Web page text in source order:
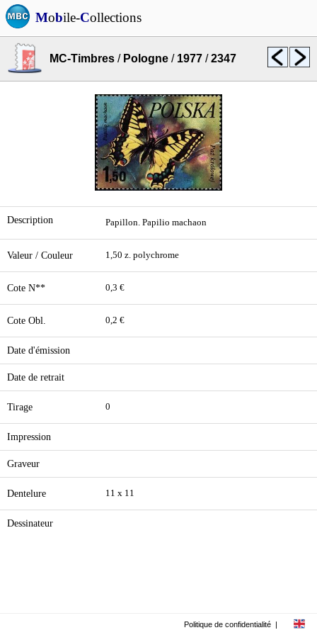
Mobile-Collections
MC-Timbres / Pologne / 1977 /2347
Description Papillon. Papilio machaon
Valeur / Couleur 1,50 z. polychrome
Cote N** 0,3 €
Cote Obl. 0,2 €
Date d'émission
Date de retrait
Tirage 0
Impression
Graveur
Dentelure 11 x 11
Dessinateur
Politique de confidentialité |